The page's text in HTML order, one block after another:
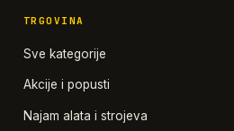
TRGOVINA
Sve kategorije
Akcije i popusti
Najam alata i strojeva